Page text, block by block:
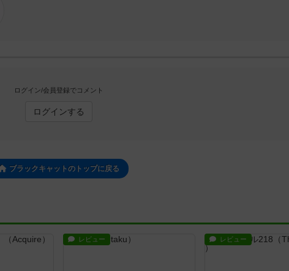
ログイン/会員登録でコメント
ログインする
ブラックキャットのトップに戻る
レビュー レビュー